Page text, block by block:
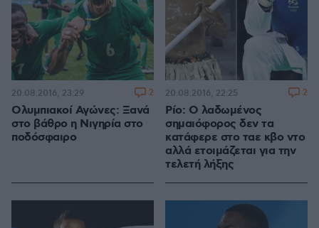
Ολυμπιακοί Αγώνες: Ξανά
στο βάθρο η Νιγηρία στο
ποδόσφαιρο
20.08.2016, 23:29 2
Ρίο: Ο λαδωμένος
σημαιόφορος δεν τα
κατάφερε στο ταε κβο ντο
αλλά ετοιμάζεται για την
τελετή λήξης
20.08.2016, 22:25 2